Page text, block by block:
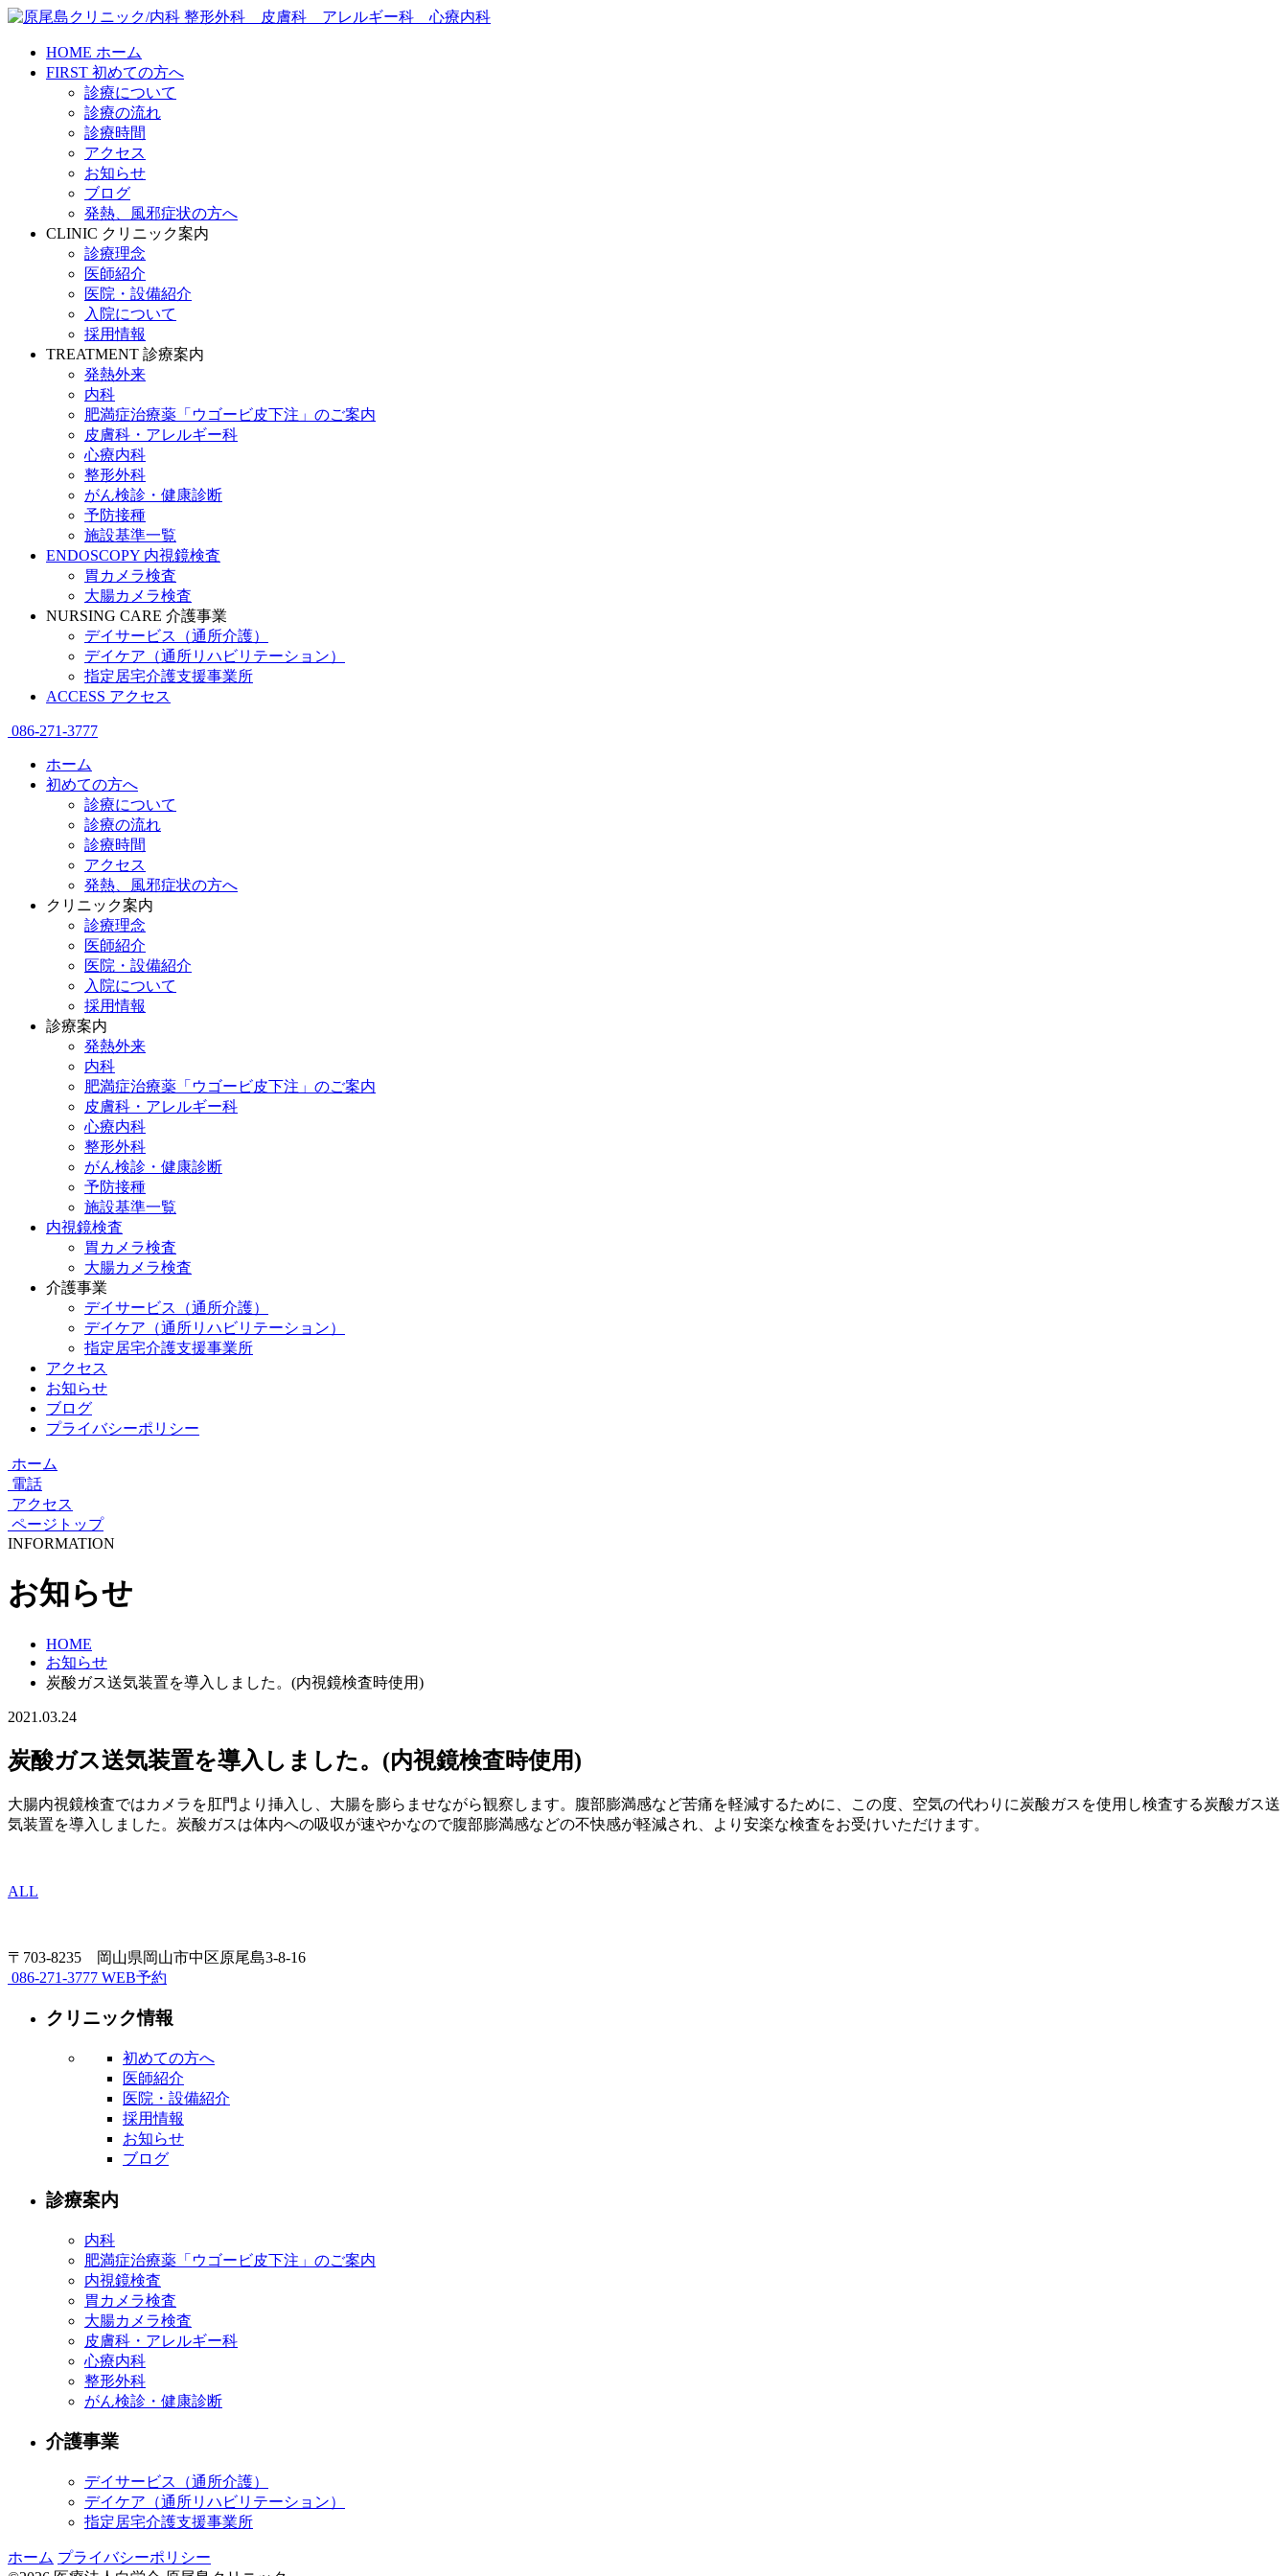
HOME ホーム
FIRST 初めての方へ
診療について
診療の流れ
診療時間
アクセス
お知らせ
ブログ
発熱、風邪症状の方へ
CLINIC クリニック案内
診療理念
医師紹介
医院・設備紹介
入院について
採用情報
TREATMENT 診療案内
発熱外来
内科
肥満症治療薬「ウゴービ皮下注」のご案内
皮膚科・アレルギー科
心療内科
整形外科
がん検診・健康診断
予防接種
施設基準一覧
ENDOSCOPY 内視鏡検査
胃カメラ検査
大腸カメラ検査
NURSING CARE 介護事業
デイサービス（通所介護）
デイケア（通所リハビリテーション）
指定居宅介護支援事業所
ACCESS アクセス
086-271-3777
ホーム
初めての方へ
診療について
診療の流れ
診療時間
アクセス
発熱、風邪症状の方へ
クリニック案内
診療理念
医師紹介
医院・設備紹介
入院について
採用情報
診療案内
発熱外来
内科
肥満症治療薬「ウゴービ皮下注」のご案内
皮膚科・アレルギー科
心療内科
整形外科
がん検診・健康診断
予防接種
施設基準一覧
内視鏡検査
胃カメラ検査
大腸カメラ検査
介護事業
デイサービス（通所介護）
デイケア（通所リハビリテーション）
指定居宅介護支援事業所
アクセス
お知らせ
ブログ
プライバシーポリシー
ホーム
電話
アクセス
ページトップ
INFORMATION
お知らせ
HOME
お知らせ
炭酸ガス送気装置を導入しました。(内視鏡検査時使用)
2021.03.24
炭酸ガス送気装置を導入しました。(内視鏡検査時使用)
大腸内視鏡検査ではカメラを肛門より挿入し、大腸を膨らませながら観察します。腹部膨満感など苦痛を軽減するために、この度、空気の代わりに炭酸ガスを使用し検査する炭酸ガス送
気装置を導入しました。炭酸ガスは体内への吸収が速やかなので腹部膨満感などの不快感が軽減され、より安楽な検査をお受けいただけます。
ALL
〒703-8235 岡山県岡山市中区原尾島3-8-16
086-271-3777 WEB予約
クリニック情報
初めての方へ
医師紹介
医院・設備紹介
採用情報
お知らせ
ブログ
診療案内
内科
肥満症治療薬「ウゴービ皮下注」のご案内
内視鏡検査
胃カメラ検査
大腸カメラ検査
皮膚科・アレルギー科
心療内科
整形外科
がん検診・健康診断
介護事業
デイサービス（通所介護）
デイケア（通所リハビリテーション）
指定居宅介護支援事業所
ホーム プライバシーポリシー